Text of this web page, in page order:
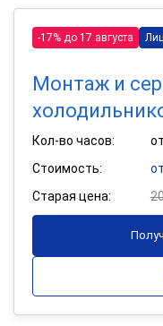
-17% до 17 августа
Монтаж и
Кол-во часов:
Стоимость:
Старая цена: